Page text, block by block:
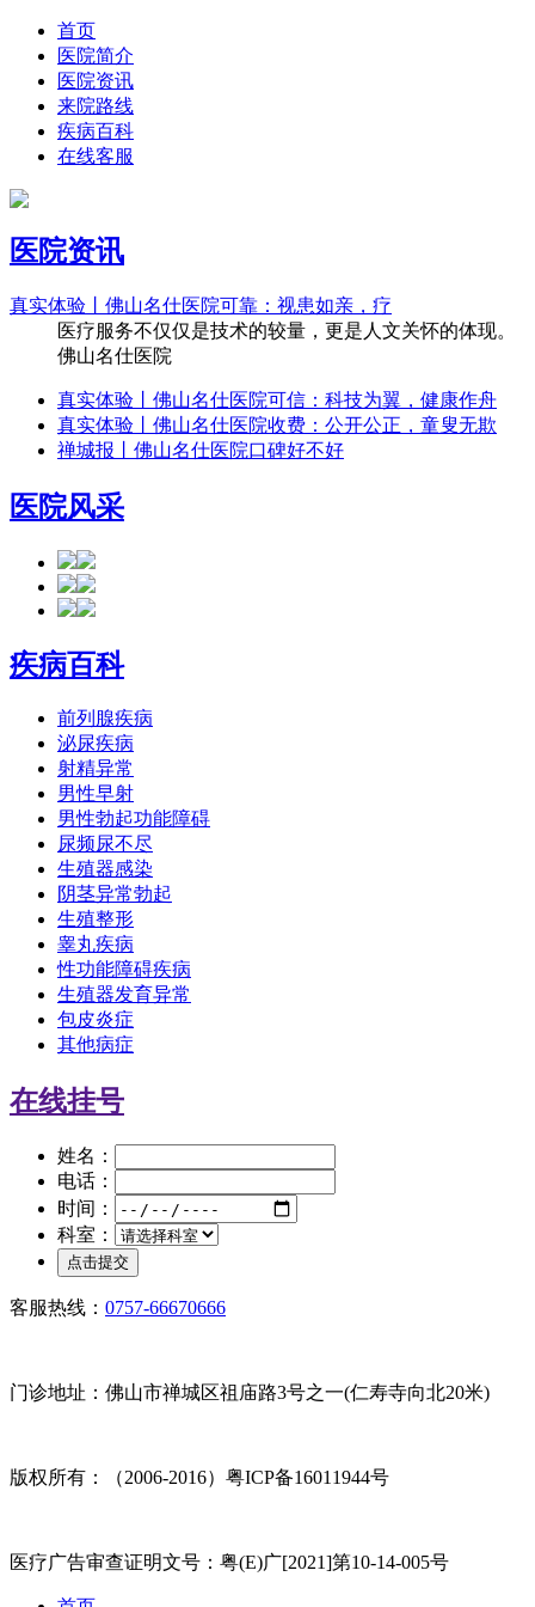
首页
医院简介
医院资讯
来院路线
疾病百科
在线客服
医院资讯
真实体验丨佛山名仕医院可靠：视患如亲，疗
医疗服务不仅仅是技术的较量，更是人文关怀的体现。
佛山名仕医院
真实体验丨佛山名仕医院可信：科技为翼，健康作舟
真实体验丨佛山名仕医院收费：公开公正，童叟无欺
禅城报丨佛山名仕医院口碑好不好
医院风采
疾病百科
前列腺疾病
泌尿疾病
射精异常
男性早射
男性勃起功能障碍
尿频尿不尽
生殖器感染
阴茎异常勃起
生殖整形
睾丸疾病
性功能障碍疾病
生殖器发育异常
包皮炎症
其他病症
在线挂号
姓名：
电话：
时间：
科室：
客服热线： 0757-66670666
门诊地址：佛山市禅城区祖庙路3号之一(仁寿寺向北20米)
版权所有：（2006-2016）粤ICP备16011944号
医疗广告审查证明文号：粤(E)广[2021]第10-14-005号